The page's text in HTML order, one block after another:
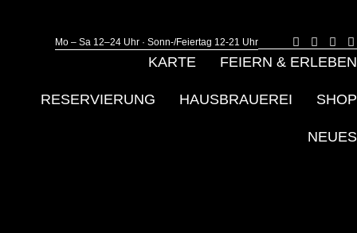
Mo – Sa 12–24 Uhr · Sonn-/Feiertag 12-21 Uhr E-
Mail
page
new
page
opens
new
KARTE FEIERN & ERLEBEN
RESERVIERUNG HAUSBRAUEREI SHOP
NEUES